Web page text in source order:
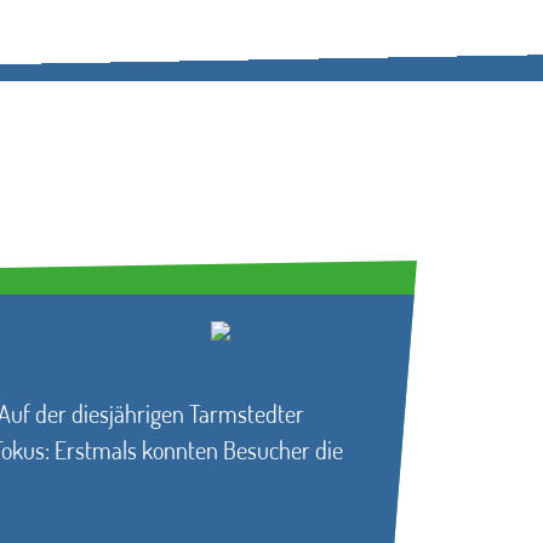
der diesjährigen Tarmstedter
Erstmals konnten Besucher die